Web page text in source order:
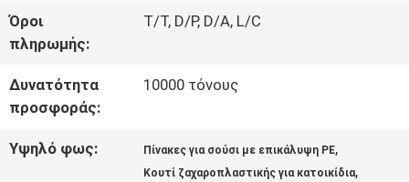
ΜΕ
ΕΙΔΉΣΕΙΣ
SITEMAP
Όροι
πληρωμής:
T/T, D/P, D/A, L/C
Δυνατότητα
προσφοράς:
10000 τόνους
Υψηλό φως: Πίνακες για σούσι με επικάλυψη PE,
Κουτί ζαχαροπλαστικής για κατοικίδια,